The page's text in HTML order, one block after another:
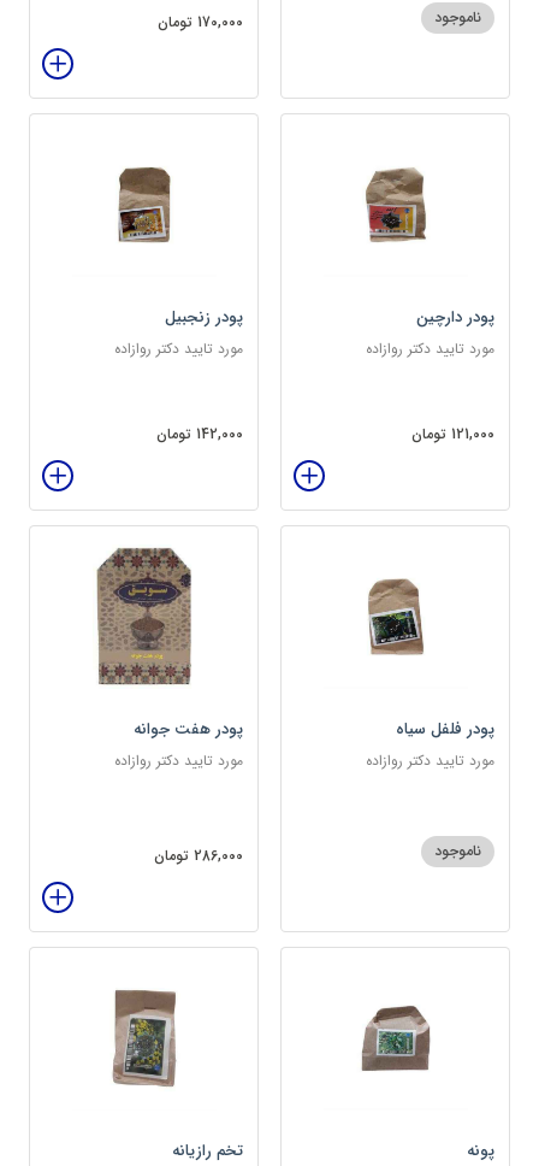
ناموجود 170,000 تومان
پودر دارچین
مورد تایید دکتر روازاده
121,000 تومان
پودر زنجبیل
مورد تایید دکتر روازاده
142,000 تومان
پودر فلفل سیاه
مورد تایید دکتر روازاده
ناموجود
پودر هفت جوانه
مورد تایید دکتر روازاده
286,000 تومان
پونه تخم رازیانه